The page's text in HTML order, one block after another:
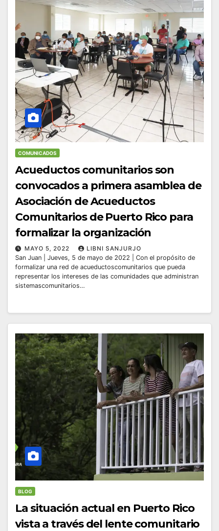
COMUNICADOS
Acueductos comunitarios son
convocados a primera asamblea de
Asociación de Acueductos
Comunitarios de Puerto Rico para
formalizar la organización
MAYO 5, 2022
LIBNI SANJURJO
San Juan | Jueves, 5 de mayo de 2022 | Con el propósito de
formalizar una red de acueductoscomunitarios que pueda
representar los intereses de las comunidades que administran
sistemascomunitarios…
BLOG
La situación actual en Puerto Rico
vista a través del lente comunitario